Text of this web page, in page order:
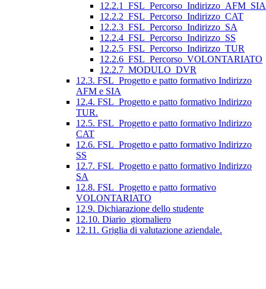
12.2.1_FSL_Percorso_Indirizzo_AFM_SIA
12.2.2_FSL_Percorso_Indirizzo_CAT
12.2.3_FSL_Percorso_Indirizzo_SA
12.2.4_FSL_Percorso_Indirizzo_SS
12.2.5_FSL_Percorso_Indirizzo_TUR
12.2.6_FSL_Percorso_VOLONTARIATO
12.2.7_MODULO_DVR
12.3. FSL_Progetto e patto formativo Indirizzo
AFM e SIA
12.4. FSL_Progetto e patto formativo Indirizzo
TUR.
12.5. FSL_Progetto e patto formativo Indirizzo
CAT
12.6. FSL_Progetto e patto formativo Indirizzo
SS
12.7. FSL_Progetto e patto formativo Indirizzo
SA
12.8. FSL_Progetto e patto formativo
VOLONTARIATO
12.9. Dichiarazione dello studente
12.10. Diario_giornaliero
12.11. Griglia di valutazione aziendale.